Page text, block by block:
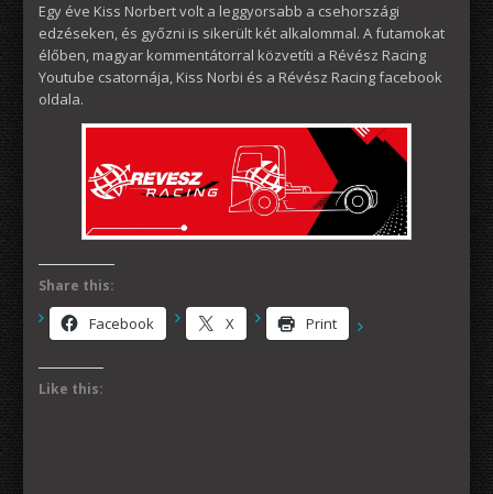
Egy éve Kiss Norbert volt a leggyorsabb a csehországi
edzéseken, és győzni is sikerült két alkalommal. A futamokat
élőben, magyar kommentátorral közvetíti a Révész Racing
Youtube csatornája, Kiss Norbi és a Révész Racing facebook
oldala.
Share this:
Facebook X Print
Like this: